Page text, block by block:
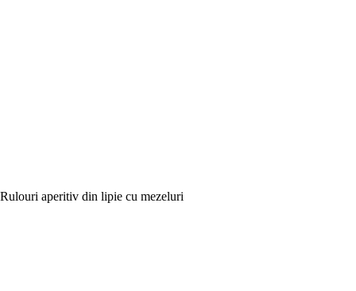
Rulouri aperitiv din lipie cu mezeluri